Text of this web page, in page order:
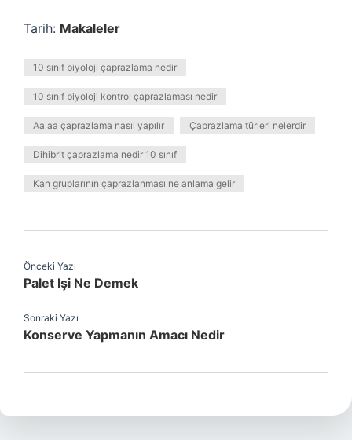
Tarih: Makaleler
10 sınıf biyoloji çaprazlama nedir
10 sınıf biyoloji kontrol çaprazlaması nedir
Aa aa çaprazlama nasıl yapılır Çaprazlama türleri nelerdir
Dihibrit çaprazlama nedir 10 sınıf
Kan gruplarının çaprazlanması ne anlama gelir
Önceki Yazı
Palet Işi Ne Demek
Sonraki Yazı
Konserve Yapmanın Amacı Nedir